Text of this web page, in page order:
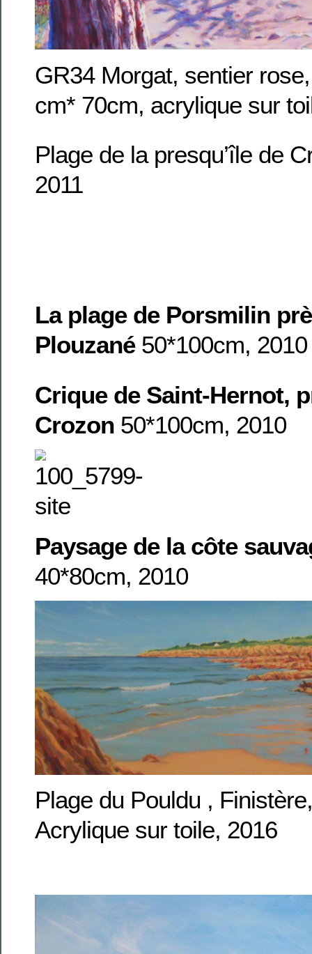
GR34 Morgat, sentier
cm* 70cm, acrylique sur
Plage de la presqu’île de
2011
La plage de Porsmilin
Plouzané 50*100cm, 2010
Crique de Saint-Hernot,
Crozon 50*100cm, 2010
Paysage de la côte
40*80cm, 2010
Plage du Pouldu ,
Acrylique sur toile, 2016